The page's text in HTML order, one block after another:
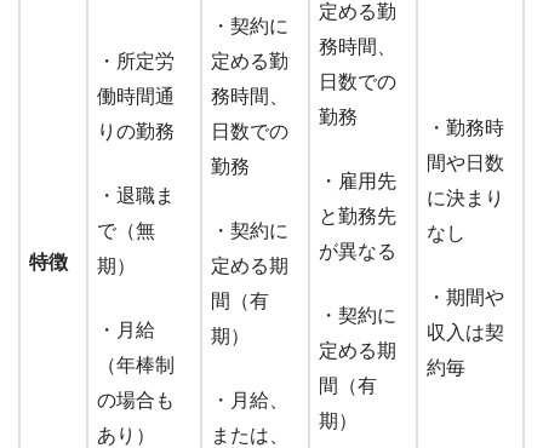
特徴
・所定労
働時間通
りの勤務
・退職ま
で（無
期）
・月給
（年棒制
の場合も
あり）
・契約に
定める勤
務時間、
日数での
勤務
・契約に
定める期
間（有
期）
・月給、
または、
定める勤
務時間、
日数での
勤務
・雇用先
と勤務先
が異なる
・契約に
定める期
間（有
期）
・勤務時
間や日数
に決まり
なし
・期間や
収入は契
約毎